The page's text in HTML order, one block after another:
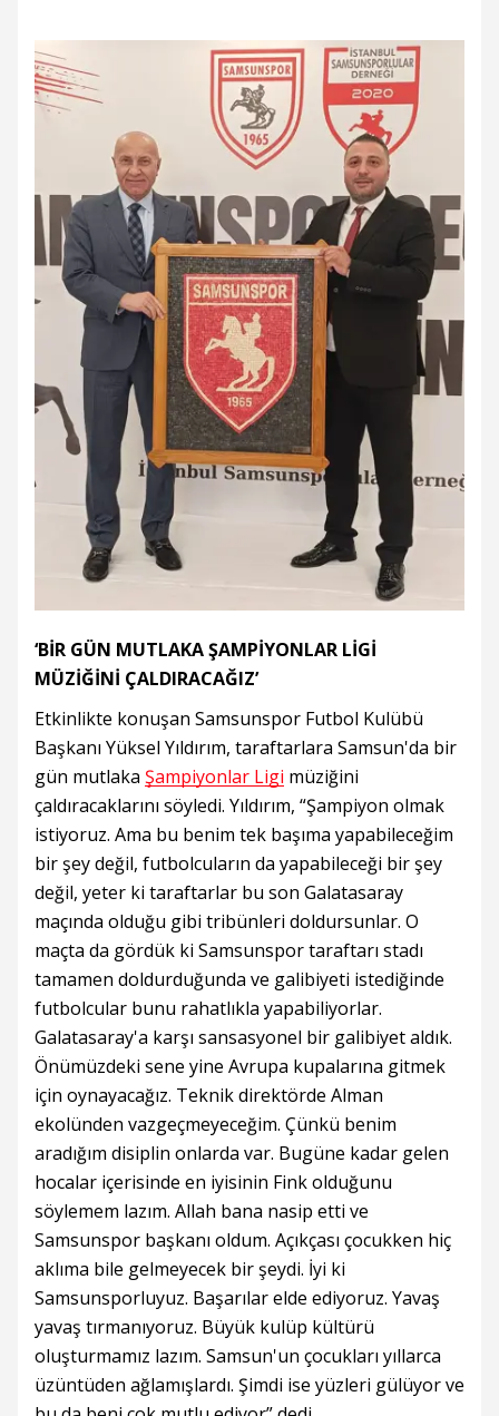
‘BİR GÜN MUTLAKA ŞAMPİYONLAR LİGİ
MÜZİĞİNİ ÇALDIRACAĞIZ’
Etkinlikte konuşan Samsunspor Futbol Kulübü
Başkanı Yüksel Yıldırım, taraftarlara Samsun'da bir
gün mutlaka Şampiyonlar Ligi müziğini
çaldıracaklarını söyledi. Yıldırım, “Şampiyon olmak
istiyoruz. Ama bu benim tek başıma yapabileceğim
bir şey değil, futbolcuların da yapabileceği bir şey
değil, yeter ki taraftarlar bu son Galatasaray
maçında olduğu gibi tribünleri doldursunlar. O
maçta da gördük ki Samsunspor taraftarı stadı
tamamen doldurduğunda ve galibiyeti istediğinde
futbolcular bunu rahatlıkla yapabiliyorlar.
Galatasaray'a karşı sansasyonel bir galibiyet aldık.
Önümüzdeki sene yine Avrupa kupalarına gitmek
için oynayacağız. Teknik direktörde Alman
ekolünden vazgeçmeyeceğim. Çünkü benim
aradığım disiplin onlarda var. Bugüne kadar gelen
hocalar içerisinde en iyisinin Fink olduğunu
söylemem lazım. Allah bana nasip etti ve
Samsunspor başkanı oldum. Açıkçası çocukken hiç
aklıma bile gelmeyecek bir şeydi. İyi ki
Samsunsporluyuz. Başarılar elde ediyoruz. Yavaş
yavaş tırmanıyoruz. Büyük kulüp kültürü
oluşturmamız lazım. Samsun'un çocukları yıllarca
üzüntüden ağlamışlardı. Şimdi ise yüzleri gülüyor ve